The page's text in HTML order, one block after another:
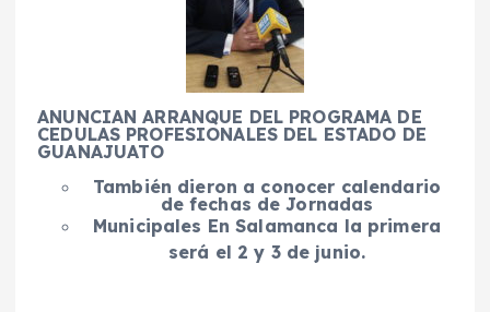
ANUNCIAN ARRANQUE DEL PROGRAMA DE
CEDULAS PROFESIONALES DEL ESTADO DE
GUANAJUATO
También dieron a conocer calendario
de fechas de Jornadas
Municipales En Salamanca la primera
será el 2 y 3 de junio.